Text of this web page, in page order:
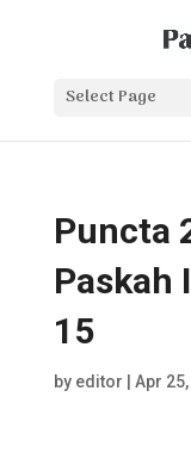
Select Page
Puncta
Paskah
15
by editor Apr